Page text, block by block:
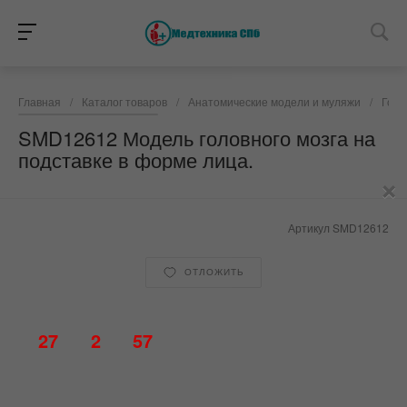
Главная / Каталог товаров / Анатомические модели и муляжи /
SMD12612 Модель головного мозга на
подставке в форме лица.
Артикул SMD12612
ОТЛОЖИТЬ
×
27 2 57